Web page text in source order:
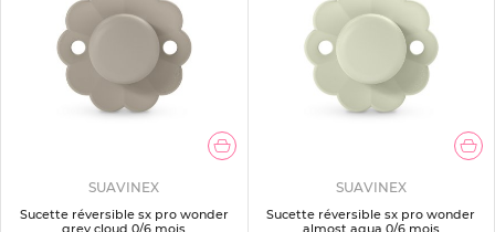
SUAVINEX
Sucette réversible sx pro wonder
SUAVINEX
Sucette réversible sx pro wonder